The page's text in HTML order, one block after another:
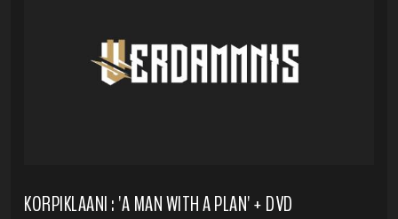
KORPIKLAANI : 'A MAN WITH A PLAN' + DVD